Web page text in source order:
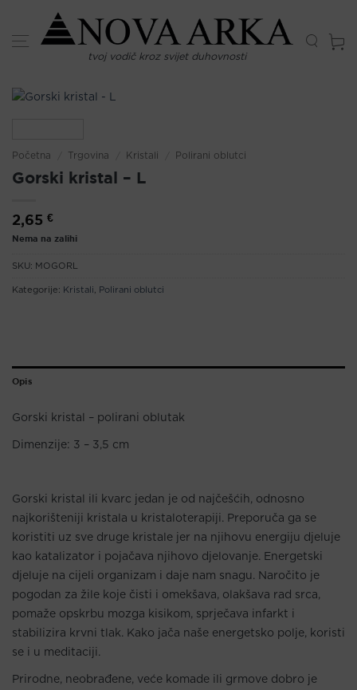
content
tvoj vodič kroz svijet duhovnosti
Početna Trgovina Kristali Polirani oblutci
Gorski kristal – L
2,65 €
Nema na zalihi
SKU: MOGORL
Kategorije: Kristali Polirani oblutci
Opis
Gorski kristal – polirani oblutak
Dimenzije: 3 – 3,5 cm
Gorski kristal ili kvarc jedan je od najčešćih, odnosno
najkorišteniji kristala u kristaloterapiji. Preporuča ga se
koristiti uz sve druge kristale jer na njihovu energiju djeluje
kao katalizator i pojačava njihovo djelovanje. Energetski
djeluje na cijeli organizam i daje nam snagu. Naročito je
pogodan za žile koje čisti i omekšava, olakšava rad srca,
pomaže opskrbu mozga kisikom, sprječava infarkt i
stabilizira krvni tlak. Kako jača naše energetsko polje, koristi
se i u meditaciji.
Prirodne, neobrađene, veće komade ili grmove dobro je